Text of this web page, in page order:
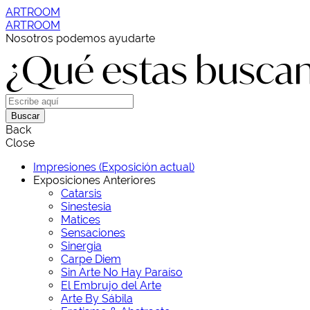
ARTROOM
ARTROOM
Nosotros podemos ayudarte
¿Qué estas
Buscar
Back
Close
Impresiones (Exposición actual)
Exposiciones Anteriores
Catarsis
Sinestesia
Matices
Sensaciones
Sinergia
Carpe Diem
Sin Arte No Hay Paraíso
El Embrujo del Arte
Arte By Sábila